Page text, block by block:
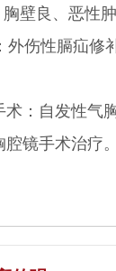
良、恶性肿
性膈疝修补
自发性气胸
镜手术治疗。